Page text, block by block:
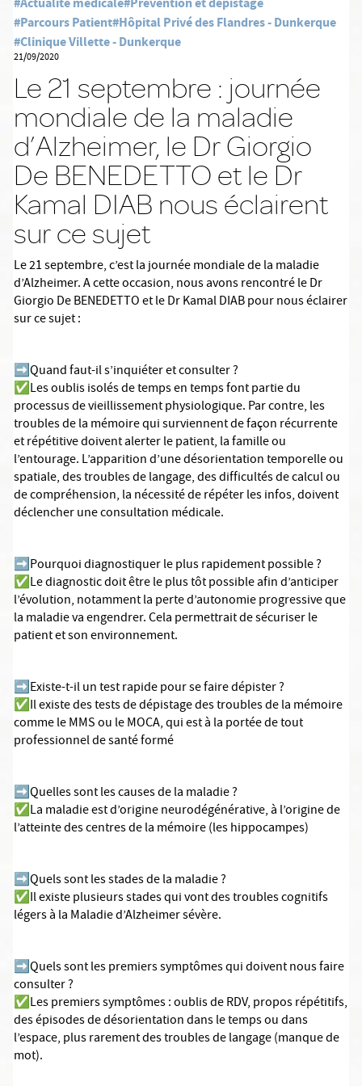
#Parcours Patient#Hôpital Privé des Flandres - Dunkerque
#Clinique Villette - Dunkerque
21/09/2020
Le 21 septembre : journée
mondiale de la maladie
d’Alzheimer, le Dr Giorgio
De BENEDETTO et le Dr
Kamal DIAB nous éclairent
sur ce sujet
Le 21 septembre, c’est la journée mondiale de la maladie
d’Alzheimer. A cette occasion, nous avons rencontré le Dr
Giorgio De BENEDETTO et le Dr Kamal DIAB pour nous éclairer
sur ce sujet :
➡️Quand faut-il s’inquiéter et consulter ?
✅Les oublis isolés de temps en temps font partie du
processus de vieillissement physiologique. Par contre, les
troubles de la mémoire qui surviennent de façon récurrente
et répétitive doivent alerter le patient, la famille ou
l’entourage. L’apparition d’une désorientation temporelle ou
spatiale, des troubles de langage, des difficultés de calcul ou
de compréhension, la nécessité de répéter les infos, doivent
déclencher une consultation médicale.
➡️Pourquoi diagnostiquer le plus rapidement possible ?
✅Le diagnostic doit être le plus tôt possible afin d’anticiper
l’évolution, notamment la perte d’autonomie progressive que
la maladie va engendrer. Cela permettrait de sécuriser le
patient et son environnement.
➡️Existe-t-il un test rapide pour se faire dépister ?
✅Il existe des tests de dépistage des troubles de la mémoire
comme le MMS ou le MOCA, qui est à la portée de tout
professionnel de santé formé
➡️Quelles sont les causes de la maladie ?
✅La maladie est d’origine neurodégénérative, à l’origine de
l’atteinte des centres de la mémoire (les hippocampes)
➡️Quels sont les stades de la maladie ?
✅Il existe plusieurs stades qui vont des troubles cognitifs
légers à la Maladie d’Alzheimer sévère.
➡️Quels sont les premiers symptômes qui doivent nous faire
consulter ?
✅Les premiers symptômes : oublis de RDV, propos répétitifs,
des épisodes de désorientation dans le temps ou dans
l’espace, plus rarement des troubles de langage (manque de
mot).